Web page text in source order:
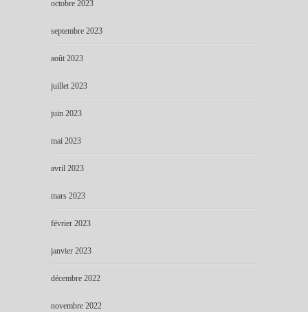
octobre 2023
septembre 2023
août 2023
juillet 2023
juin 2023
mai 2023
avril 2023
mars 2023
février 2023
janvier 2023
décembre 2022
novembre 2022